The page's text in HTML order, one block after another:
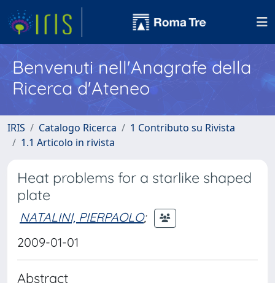
Benvenuti nell'Anagrafe della
Ricerca d'Ateneo
IRIS Catalogo Ricerca
1 Contributo su Rivista
1.1 Articolo in rivista
Heat problems for a starlike shaped
plate
NATALINI, PIERPAOLO;
2009-01-01
Abstract